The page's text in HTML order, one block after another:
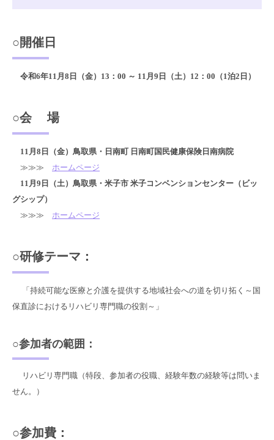
○開催日
令和6年11月8日（金）13：00 ～ 11月9日（土）12：00（1泊2日）
○会 場
11月8日（金）鳥取県・日南町 日南町国民健康保険日南病院
≫≫≫ ホームページ
11月9日（土）鳥取県・米子市 米子コンベンションセンター（ビッ
グシップ）
≫≫≫ ホームページ
○研修テーマ：
「持続可能な医療と介護を提供する地域社会への道を切り拓く～国
保直診におけるリハビリ専門職の役割～」
○参加者の範囲：
リハビリ専門職（特段、参加者の役職、経験年数の経験等は問いま
せん。）
○参加費：